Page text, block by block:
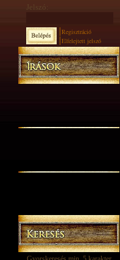
Jelszó:
Regisztráció
Elfelejtett jelszó